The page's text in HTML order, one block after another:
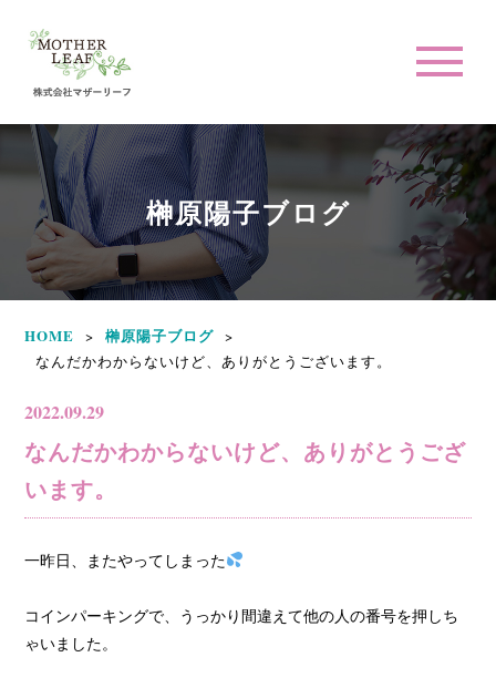
榊原陽子ブログ
HOME > 榊原陽子ブログ >
なんだかわからないけど、ありがとうございます。
2022.09.29
なんだかわからないけど、ありがとうござ
います。
一昨日、またやってしまった
コインパーキングで、うっかり間違えて他の人の番号を押しち
ゃいました。